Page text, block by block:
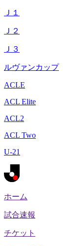
Ｊ１
Ｊ２
Ｊ３
ルヴァンカップ
ACLE
ACL Elite
ACL2
ACL Two
U-21
ホーム
試合速報
チケット